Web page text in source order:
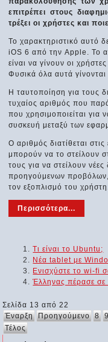
επιτρέπει στους
τρέξει οι χρήστες και
Το χαρακτηριστικό αυτό
iOS 6 από την Apple. Το
είναι να γίνουν οι
Φυσικά όλα αυτά
Η ταυτοποίηση για τους
τυχαίος αριθμός που
που χρησιμοποιείται για
συσκευή μεταξύ των
Ο αριθμός διατίθεται
μπορούν να το στείλουν
τους για να στείλουν
προηγούμενων προβόλων,
τον εξοπλισμό του
Περισσότερα...
Τι είναι το Ubuntu;
Νέα tablet με
Ενισχύστε το wi-fi
Έλληνας πέρασε σε
Σελίδα 13 από 22
Έναρξη Προηγούμενο 8
Τέλος